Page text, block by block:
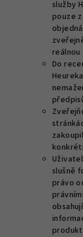
služby
pouze
reálnou
Do
slušně
právo